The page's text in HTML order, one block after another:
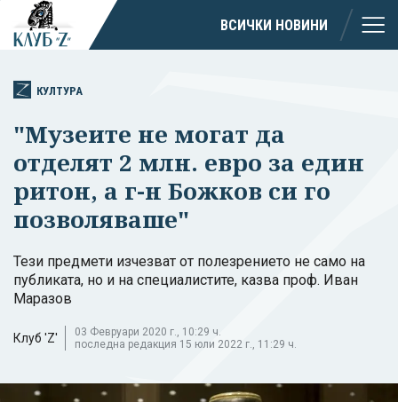
ВСИЧКИ НОВИНИ
КУЛТУРА
"Музеите не могат да
отделят 2 млн. евро за един
ритон, а г-н Божков си го
позволяваше"
Тези предмети изчезват от полезрението не само на
публиката, но и на специалистите, казва проф. Иван
Маразов
Клуб 'Z'
03 Февруари 2020 г., 10:29 ч.
последна редакция 15 юли 2022 г., 11:29 ч.